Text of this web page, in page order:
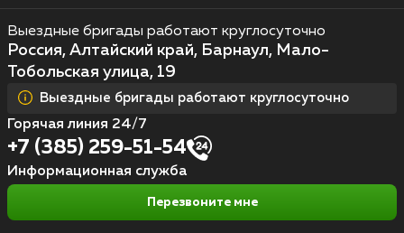
Выездные бригады работают круглосуточно
Россия, Алтайский край, Барнаул, Мало-
Тобольская улица, 19
Выездные бригады работают круглосуточно
Горячая линия 24/7
+7 (385) 259-51-54
Информационная служба
Перезвоните мне